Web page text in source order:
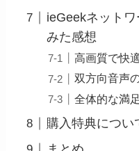
ieGeekネット
みた感想
高画質で快
双方向音声
全体的な満
購入特典につい